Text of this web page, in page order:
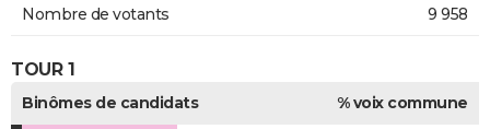
Nombre de votants 9 958
TOUR 1
Binômes de candidats
% voix commune